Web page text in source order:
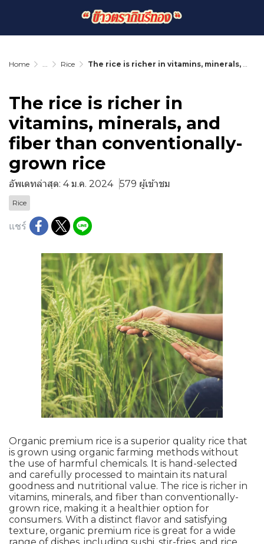
Home ... Rice The rice is richer in vitamins, minerals, and fiber than conventionally-grown rice
The rice is richer in
vitamins, minerals, and
fiber than conventionally-
grown rice
อัพเดทล่าสุด: 4 ม.ค. 2024 579 ผู้เข้าชม
Rice
แชร์
Organic premium rice is a superior quality rice that
is grown using organic farming methods without
the use of harmful chemicals. It is hand-selected
and carefully processed to maintain its natural
goodness and nutritional value. The rice is richer in
vitamins, minerals, and fiber than conventionally-
grown rice, making it a healthier option for
consumers. With a distinct flavor and satisfying
texture, organic premium rice is great for a wide
range of dishes, including sushi, stir-fries, and rice